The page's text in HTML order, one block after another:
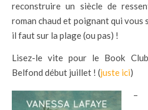
reconstruire un siècle de
roman chaud et poignant qui vous
il faut sur la plage (ou pas) !
Lisez-le vite pour le Book
Belfond début juillet ! (juste ici)
–